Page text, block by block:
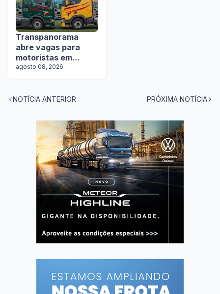
Transpanorama
abre vagas para
motoristas em
operação com
agosto 08, 2026
NOTÍCIA ANTERIOR PRÓXIMA NOTÍCIA